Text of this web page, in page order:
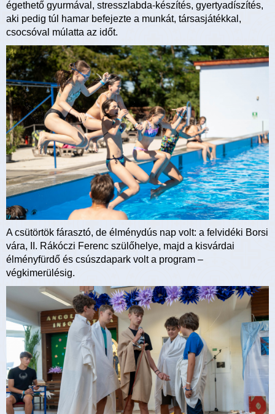
égethető gyurmával, stresszlabda-készítés, gyertyadíszítés,
aki pedig túl hamar befejezte a munkát, társasjátékkal,
csocsóval múlatta az időt.
A csütörtök fárasztó, de élménydús nap volt: a felvidéki Borsi
vára, II. Rákóczi Ferenc szülőhelye, majd a kisvárdai
élményfürdő és csúszdapark volt a program –
végkimerülésig.